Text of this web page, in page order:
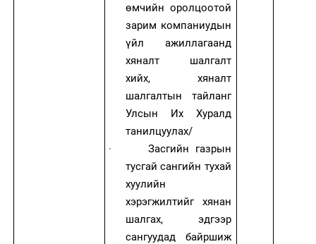
өмчийн оролцоотой
зарим компаниудын
үйл ажиллагаанд
хяналт шалгалт
хийх, хяналт
шалгалтын тайланг
Улсын Их Хуралд
танилцуулах/
·
Засгийн газрын
тусгай сангийн тухай
хуулийн
хэрэгжилтийг хянан
шалгах, эдгээр
сангуудад байршиж